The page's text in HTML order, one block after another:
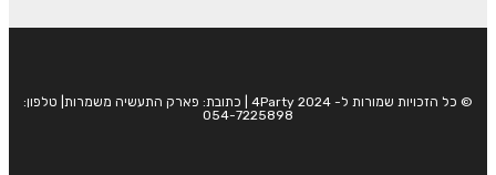
© כל הזכויות שמורות ל- 4Party 2024 | כתובת: פארק התעשיה משמרות| טלפון:
054-7225898